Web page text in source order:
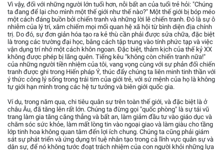
Vì vậy, đối với những người lớn tuổi hơn, nỗi bất an của tuổi trẻ hỏi: "Chúng
ta đang để lại cho mình một thế giới như thế nào?" Một thế giới bị bóp méo
một cách đáng buồn bởi chiến tranh và những lời lẽ chiến tranh. Đó là sự ô
nhiễm của lý trí, xâm chiếm mọi mối quan hệ xã hội từ bình diện địa chính
trị. Do đó, sự đơn giản hóa tạo ra kẻ thù cần phải được sửa chữa, đặc biệt
là trong các trường đại học, bằng cách tập trung vào tính phức tạp và việc
vận dụng trí nhớ một cách khôn ngoan. Đặc biệt, thảm kịch của thế kỷ XX
không được phép bị lãng quên. Tiếng kêu "không còn chiến tranh nữa!"
của những người tiền nhiệm của tôi, vang vọng cùng với sự phản đối chiến
tranh được ghi trong Hiến pháp Ý, thúc đẩy chúng ta liên minh tinh thần với
ý thức công lý sống trong trái tim của giới trẻ, với sứ mệnh của họ là không
tự giới hạn mình trong các hệ tư tưởng và biên giới quốc gia.
Ví dụ, trong năm qua, chi tiêu quân sự trên toàn thế giới, và đặc biệt là ở
châu Âu, đã tăng lên rất lớn. Chúng ta đừng gọi "quốc phòng" là sự tái vũ
trang làm gia tăng căng thẳng và bất an, làm giảm đầu tư vào giáo dục và
chăm sóc sức khỏe, làm mất lòng tin vào ngoại giao và làm giàu cho tầng
lớp tinh hoa không quan tâm đến lợi ích chung. Chúng ta cũng phải giám
sát sự phát triển và ứng dụng trí tuệ nhân tạo trong cả lĩnh vực quân sự và
dân sự, để nó không tước đoạt trách nhiệm của con người khỏi những lựa